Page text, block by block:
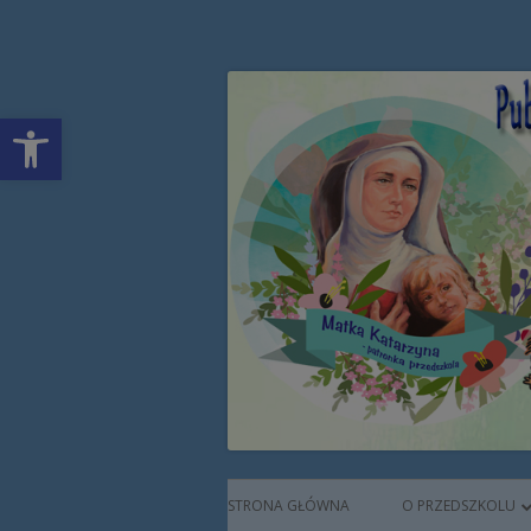
Open toolbar
Publiczne
Augustianek
Menu
STRONA GŁÓWNA O PRZEDSZKOLU